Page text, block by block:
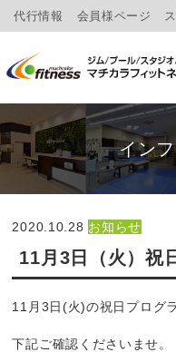
代行情報 会員様ページ
イン
2020.10.28 お知らせ
11月3日（火）祝
11月3日(火)の祝日プログ
下記ご確認くださいませ。